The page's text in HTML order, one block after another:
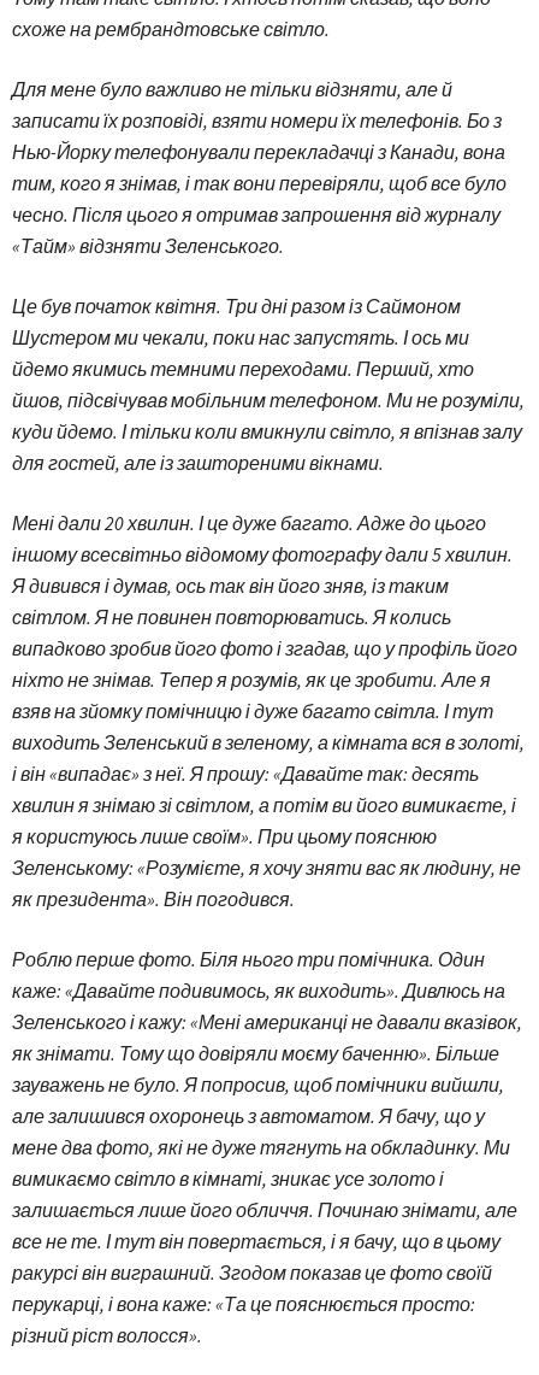
схоже на рембрандтовське світло.
Для мене було важливо не тільки відзняти, але й
записати їх розповіді, взяти номери їх телефонів. Бо з
Нью-Йорку телефонували перекладачці з Канади, вона
тим, кого я знімав, і так вони перевіряли, щоб все було
чесно. Після цього я отримав запрошення від журналу
«Тайм» відзняти Зеленського.
Це був початок квітня. Три дні разом із Саймоном
Шустером ми чекали, поки нас запустять. І ось ми
йдемо якимись темними переходами. Перший, хто
йшов, підсвічував мобільним телефоном. Ми не розуміли,
куди йдемо. І тільки коли вмикнули світло, я впізнав залу
для гостей, але із заштореними вікнами.
Мені дали 20 хвилин. І це дуже багато. Адже до цього
іншому всесвітньо відомому фотографу дали 5 хвилин.
Я дивився і думав, ось так він його зняв, із таким
світлом. Я не повинен повторюватись. Я колись
випадково зробив його фото і згадав, що у профіль його
ніхто не знімав. Тепер я розумів, як це зробити. Але я
взяв на зйомку помічницю і дуже багато світла. І тут
виходить Зеленський в зеленому, а кімната вся в золоті,
і він «випадає» з неї. Я прошу: «Давайте так: десять
хвилин я знімаю зі світлом, а потім ви його вимикаєте, і
я користуюсь лише своїм». При цьому пояснюю
Зеленському: «Розумієте, я хочу зняти вас як людину, не
як президента». Він погодився.
Роблю перше фото. Біля нього три помічника. Один
каже: «Давайте подивимось, як виходить». Дивлюсь на
Зеленського і кажу: «Мені американці не давали вказівок,
як знімати. Тому що довіряли моєму баченню». Більше
зауважень не було. Я попросив, щоб помічники вийшли,
але залишився охоронець з автоматом. Я бачу, що у
мене два фото, які не дуже тягнуть на обкладинку. Ми
вимикаємо світло в кімнаті, зникає усе золото і
залишається лише його обличчя. Починаю знімати, але
все не те. І тут він повертається, і я бачу, що в цьому
ракурсі він виграшний. Згодом показав це фото своїй
перукарці, і вона каже: «Та це пояснюється просто:
різний ріст волосся».